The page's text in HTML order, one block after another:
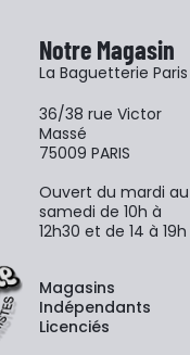
Notre Magasin
La Baguetterie Paris
36/38 rue Victor
Massé
75009 PARIS
Ouvert du mardi au
samedi de 10h à
12h30 et de 14 à 19h
Magasins
Indépendants
Licenciés